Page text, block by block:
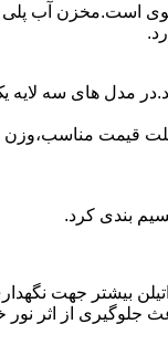
است.مخزن آب پلی
مدل های سه لایه
قیمت
بندی کرد.
بیشتر جهت
جلوگیری از اثر